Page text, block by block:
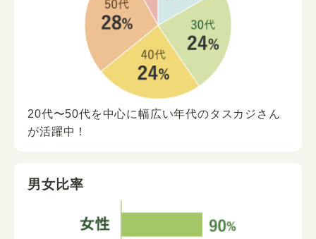
20代〜50代を中心に幅広い年代のタスカジさん
が活躍中！
男女比率